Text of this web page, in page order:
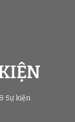
Sự kiện